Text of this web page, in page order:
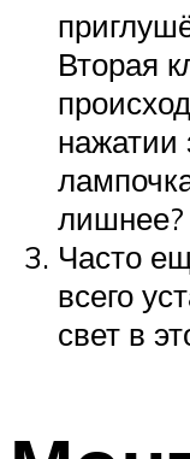
Вторая
нажатии
лишнее?
Часто
всего
свет в